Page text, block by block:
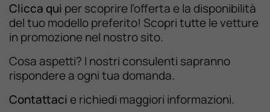
Clicca qui per scoprire l’offerta e la disponibilità
del tuo modello preferito! Scopri tutte le vetture
in promozione nel nostro sito.
Cosa aspetti? I nostri consulenti sapranno
rispondere a ogni tua domanda.
Contattaci e richiedi maggiori informazioni.